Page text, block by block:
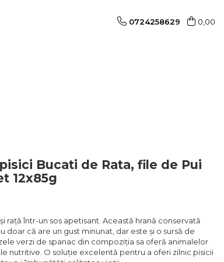
0724258629 0,00
pisici Bucati de Rata, file de Pui
12x85g
rață într-un sos apetisant. Această hrană conservată
că are un gust minunat, dar este și o sursă de
verzi de spanac din compoziția sa oferă animalelor
nutritive. O soluție excelentă pentru a oferi zilnic pisicii